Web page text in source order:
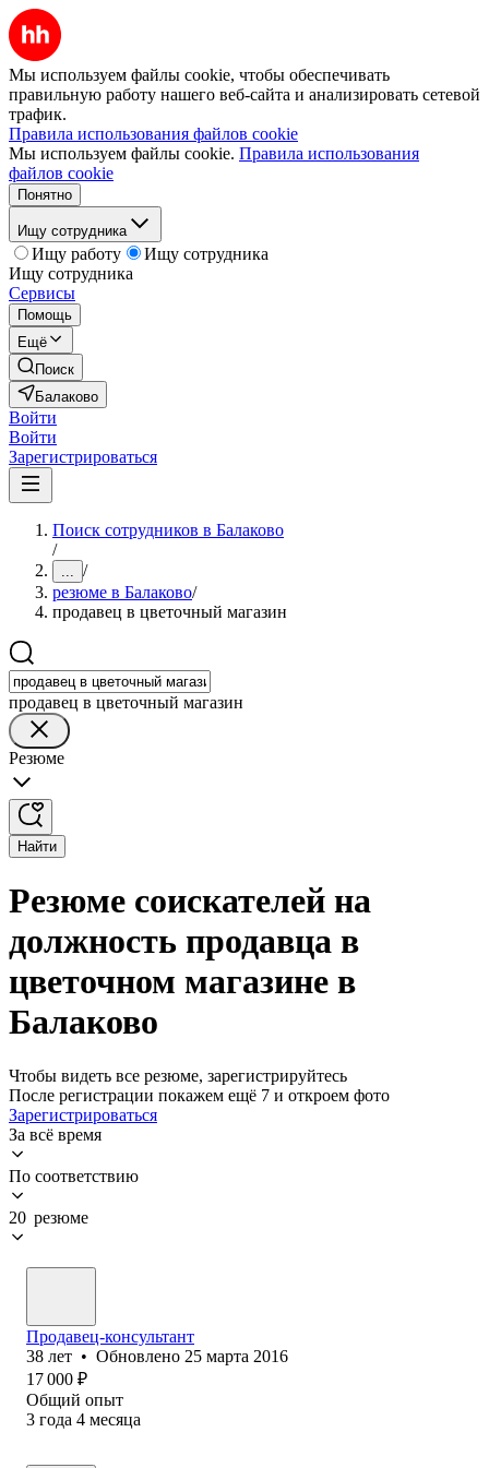
Мы используем файлы cookie, чтобы обеспечивать
правильную работу нашего веб-сайта и анализировать сетевой
трафик.
Правила использования файлов cookie
Мы используем файлы cookie. Правила использования
файлов cookie
Понятно
Ищу сотрудника
Ищу работу
Ищу сотрудника
Ищу сотрудника
Сервисы
Помощь
Ещё
Поиск
Балаково
Войти
Войти
Зарегистрироваться
Поиск сотрудников в Балаково
/
... /
резюме в Балаково/
продавец в цветочный магазин
продавец в цветочный магазин
Резюме
Найти
Резюме соискателей на
должность продавца в
цветочном магазине в
Балаково
Чтобы видеть все резюме, зарегистрируйтесь
После регистрации покажем ещё 7 и откроем фото
Зарегистрироваться
За всё время
По соответствию
20 резюме
Продавец-консультант
38 лет • Обновлено 25 марта 2016
17 000 ₽
Общий опыт
3 года 4 месяца